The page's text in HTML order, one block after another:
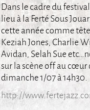
Dans le cadre du
lieu à la Ferté Sous
cette année comme
Keziah Jones, Charlie
Avidan, Selah Sue
sur la scène off au cœur
dimanche 1/07 à 14h30.
http://